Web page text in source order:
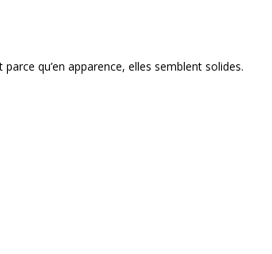
qu’en apparence, elles semblent solides.